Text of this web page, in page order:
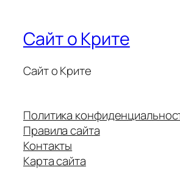
Сайт о Крите
Сайт о Крите
Политика
Правила сайта
Контакты
Карта сайта